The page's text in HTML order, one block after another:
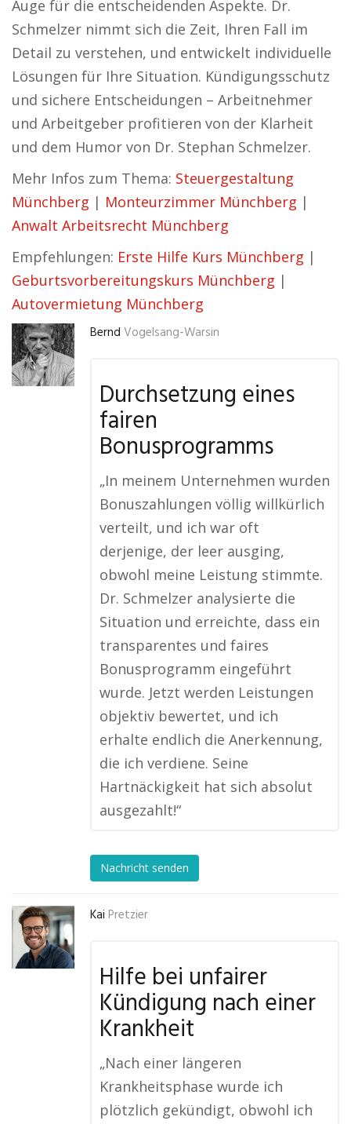
Auge für die entscheidenden Aspekte. Dr.
Schmelzer nimmt sich die Zeit, Ihren Fall im
Detail zu verstehen, und entwickelt individuelle
Lösungen für Ihre Situation. Kündigungsschutz
und sichere Entscheidungen – Arbeitnehmer
und Arbeitgeber profitieren von der Klarheit
und dem Humor von Dr. Stephan Schmelzer.
Mehr Infos zum Thema: Steuergestaltung
Münchberg | Monteurzimmer Münchberg |
Anwalt Arbeitsrecht Münchberg
Empfehlungen: Erste Hilfe Kurs Münchberg |
Geburtsvorbereitungskurs Münchberg |
Autovermietung Münchberg
Bernd Vogelsang-Warsin
Durchsetzung eines
fairen
Bonusprogramms
„In meinem Unternehmen wurden
Bonuszahlungen völlig willkürlich
verteilt, und ich war oft
derjenige, der leer ausging,
obwohl meine Leistung stimmte.
Dr. Schmelzer analysierte die
Situation und erreichte, dass ein
transparentes und faires
Bonusprogramm eingeführt
wurde. Jetzt werden Leistungen
objektiv bewertet, und ich
erhalte endlich die Anerkennung,
die ich verdiene. Seine
Hartnäckigkeit hat sich absolut
ausgezahlt!“
Nachricht senden
Kai Pretzier
Hilfe bei unfairer
Kündigung nach einer
Krankheit
„Nach einer längeren
Krankheitsphase wurde ich
plötzlich gekündigt, obwohl ich